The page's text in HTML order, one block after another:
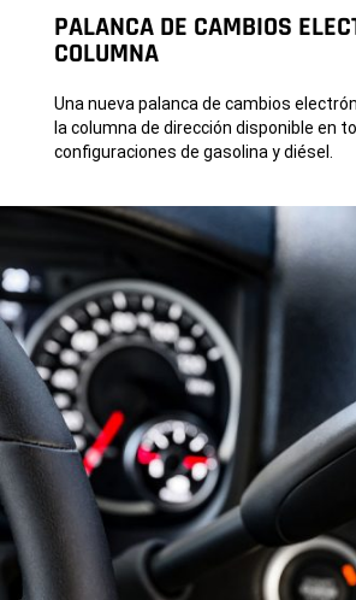
PALANCA DE CAMBIOS
COLUMNA
Una nueva palanca de cambios
la columna de dirección disponible en
configuraciones de gasolina y diésel.